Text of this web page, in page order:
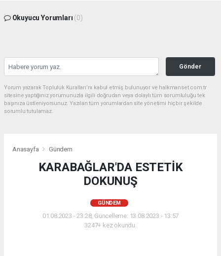
Okuyucu Yorumları (0)
Gönder
Yorum yazarak Topluluk Kuralları’nı kabul etmiş bulunuyor ve halkmanset.com.tr
sitesine yaptığınız yorumunuzla ilgili doğrudan veya dolaylı tüm sorumluluğu tek
başınıza üstleniyorsunuz. Yazılan tüm yorumlardan site yönetimi hiçbir şekilde
sorumlu tutulamaz.
Anasayfa Gündem
KARABAĞLAR'DA ESTETİK
DOKUNUŞ
GÜNDEM
01.08.2023 - 23:28, Güncelleme: 13.08.2023 - 13:57
3247+ kez okundu.